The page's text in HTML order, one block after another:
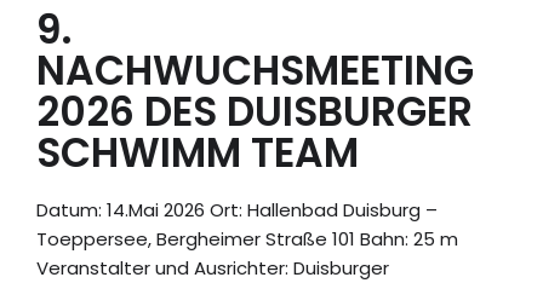
9.
NACHWUCHSMEETING
2026 DES DUISBURGER
SCHWIMM TEAM
Datum: 14.Mai 2026 Ort: Hallenbad Duisburg –
Toeppersee, Bergheimer Straße 101 Bahn: 25 m
Veranstalter und Ausrichter: Duisburger